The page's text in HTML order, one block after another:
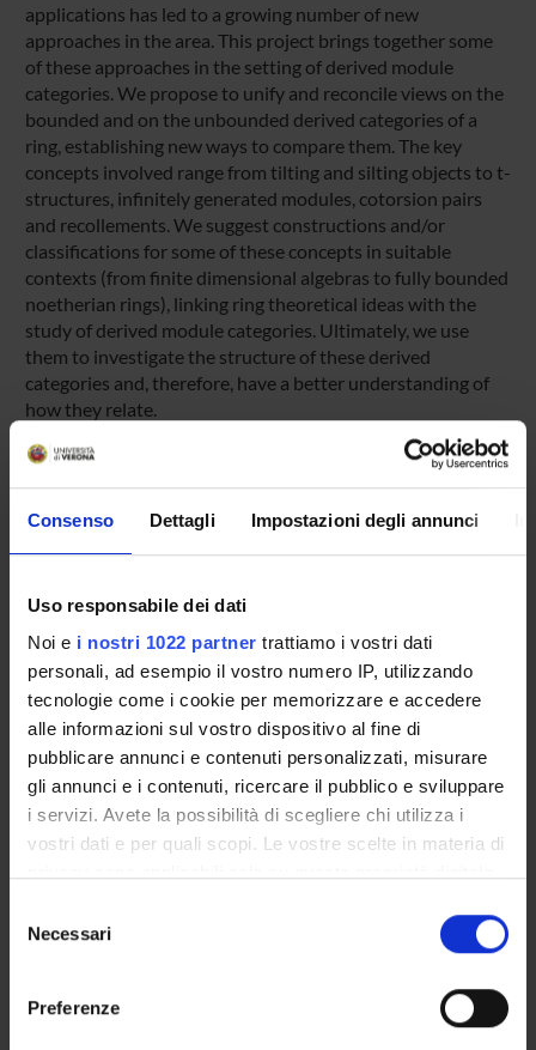
Consenso Dettagli Impostazioni degli annunci
Uso responsabile dei dati
Noi e i nostri 1022 partner trattiamo i vostri dati
personali, ad esempio il vostro numero IP, utilizzando
tecnologie come i cookie per memorizzare e accedere
alle informazioni sul vostro dispositivo al fine di
pubblicare annunci e contenuti personalizzati, misurare
gli annunci e i contenuti, ricercare il pubblico e sviluppare
i servizi. Avete la possibilità di scegliere chi utilizza i
vostri dati e per quali scopi. Le vostre scelte in materia di
modificare o revocare il proprio consenso in qualsiasi
momento dalla Dichiarazione sui cookie o facendo clic
delNecessari
Preferenze
applications has led to a growing number of new
approaches in the area. This project brings together some
of these approaches in the setting of derived module
categories. We propose to unify and reconcile views on the
bounded and on the unbounded derived categories of a
ring, establishing new ways to compare them. The key
concepts involved range from tilting and silting objects to t-
structures, infinitely generated modules, cotorsion pairs
and recollements. We suggest constructions and/or
classifications for some of these concepts in suitable
contexts (from finite dimensional algebras to fully bounded
noetherian rings), linking ring theoretical ideas with the
study of derived module categories. Ultimately, we use
them to investigate the structure of these derived
categories and, therefore, have a better understanding of
how they relate.
ENTI FINANZIATORI:
Finanziamento:assegnato e gestito dal Dipartimento
PARTECIPANTI AL PROGETTO
Lidia Angeleri
Professore ordinario
Jorge Nuno Dos Santos Vitoria